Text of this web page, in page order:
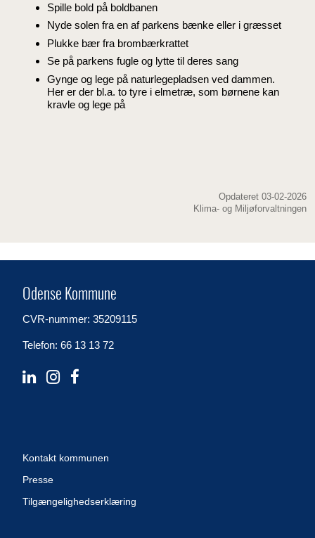
Spille bold på boldbanen
Nyde solen fra en af parkens bænke eller i græsset
Plukke bær fra brombærkrattet
Se på parkens fugle og lytte til deres sang
Gynge og lege på naturlegepladsen ved dammen.
Her er der bl.a. to tyre i elmetræ, som børnene kan
kravle og lege på
Opdateret 03-02-2026
Klima- og Miljøforvaltningen
Odense Kommune
CVR-nummer: 35209115
Telefon: 66 13 13 72
Kontakt kommunen
Presse
Tilgængelighedserklæring